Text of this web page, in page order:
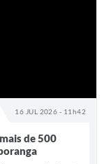
16 JUL 2026 - 11h42
de 500